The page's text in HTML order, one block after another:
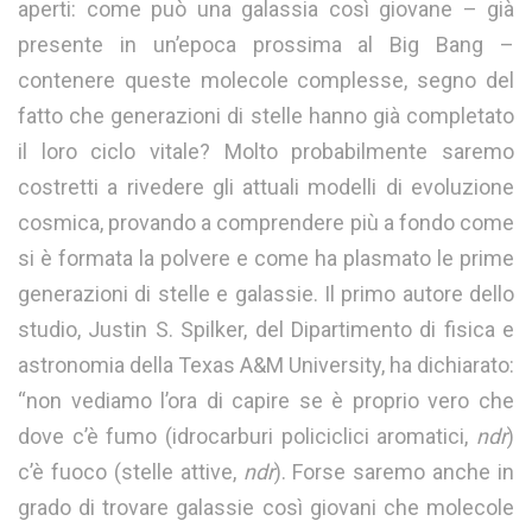
aperti: come può una galassia così giovane – già
presente in un’epoca prossima al Big Bang –
contenere queste molecole complesse, segno del
fatto che generazioni di stelle hanno già completato
il loro ciclo vitale? Molto probabilmente saremo
costretti a rivedere gli attuali modelli di evoluzione
cosmica, provando a comprendere più a fondo come
si è formata la polvere e come ha plasmato le prime
generazioni di stelle e galassie. Il primo autore dello
studio, Justin S. Spilker, del Dipartimento di fisica e
astronomia della Texas A&M University, ha dichiarato:
“non vediamo l’ora di capire se è proprio vero che
dove c’è fumo (idrocarburi policiclici aromatici, ndr)
c’è fuoco (stelle attive, ndr). Forse saremo anche in
grado di trovare galassie così giovani che molecole